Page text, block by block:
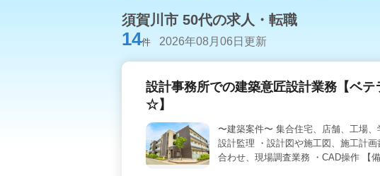
須賀川市 50代の求人・転職
14件 2026年08月06日更新
設計事務所での建築意匠設計業務【ベ
☆】
〜建築案件〜 集合住宅、店舗、工場
設計監理 ・設計図や施工図、施工計
合わせ、現場調査業務 ・CAD操作 【